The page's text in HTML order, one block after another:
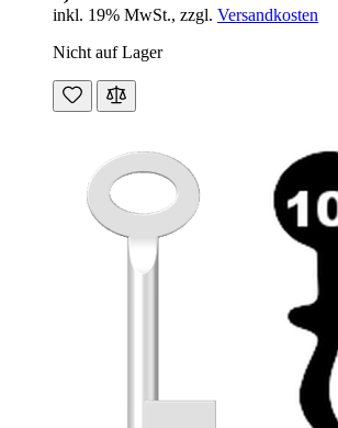
inkl. 19% MwSt., zzgl. Versandkosten
Nicht auf Lager